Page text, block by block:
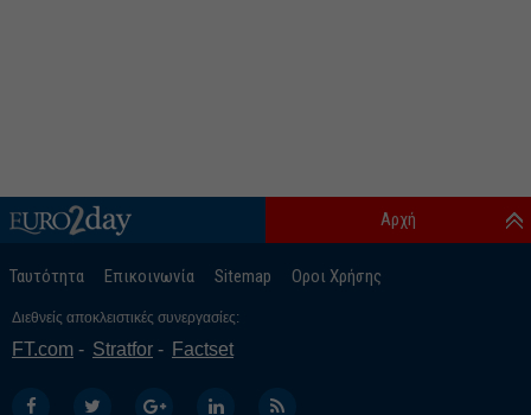
Ταυτότητα Επικοινωνία Sitemap Οροι Χρήσης
Αρχή
Διεθνείς αποκλειστικές συνεργασίες:
FT.com Stratfor Factset